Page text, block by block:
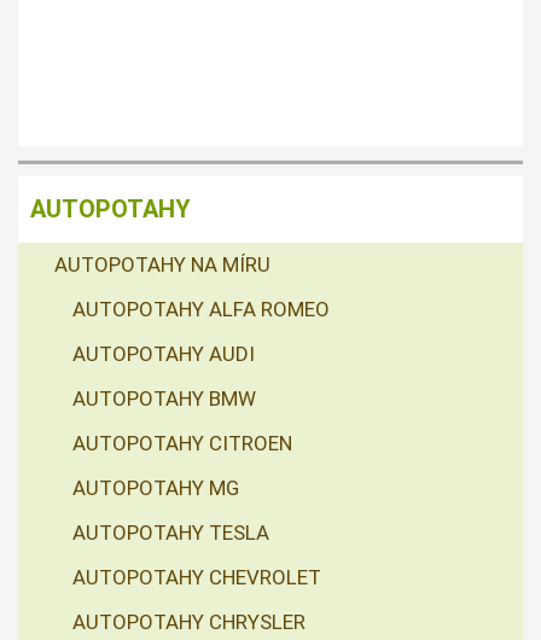
AUTOPOTAHY
AUTOPOTAHY NA MÍRU
AUTOPOTAHY ALFA ROMEO
AUTOPOTAHY AUDI
AUTOPOTAHY BMW
AUTOPOTAHY CITROEN
AUTOPOTAHY MG
AUTOPOTAHY TESLA
AUTOPOTAHY CHEVROLET
AUTOPOTAHY CHRYSLER